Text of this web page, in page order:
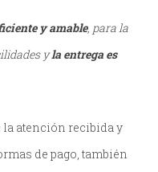
y amable, para la
yla entrega es
la atención recibida y
de pago, también